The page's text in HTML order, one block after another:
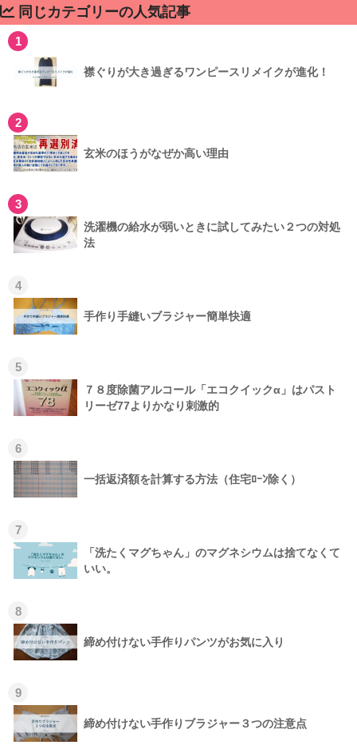
同じカテゴリーの人気記事
1
襟ぐりが大き過ぎるワンピースリメイクが進化！
2
玄米のほうがなぜか高い理由
3
洗濯機の給水が弱いときに試してみたい２つの対処
法
4
手作り手縫いブラジャー簡単快適
5
７８度除菌アルコール「エコクイックα」はパスト
リーゼ77よりかなり刺激的
6
一括返済額を計算する方法（住宅ﾛｰﾝ除く）
7
「洗たくマグちゃん」のマグネシウムは捨てなくて
いい。
8
締め付けない手作りパンツがお気に入り
9
締め付けない手作りブラジャー３つの注意点